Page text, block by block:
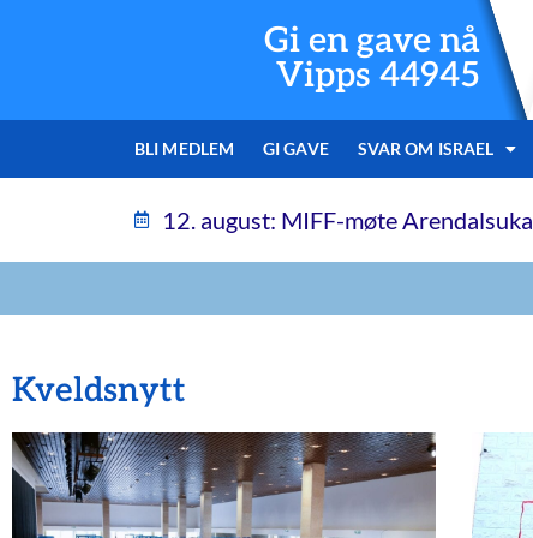
Gi en gave nå
Vipps 44945
BLI MEDLEM GI GAVE SVAR OM ISRAEL
12. august: MIFF-møte Arendalsuka
Kveldsnytt